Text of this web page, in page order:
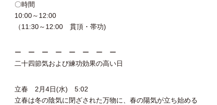
〇時間
10:00～12:00
（11:30～12:00 貫頂・帯功)
ー ー ー ー ー ー ー ー
二十四節気および練功効果の高い日
立春 2月4日(水) 5:02
立春は冬の陰気に閉ざされた万物に、春の陽気が立ち始める